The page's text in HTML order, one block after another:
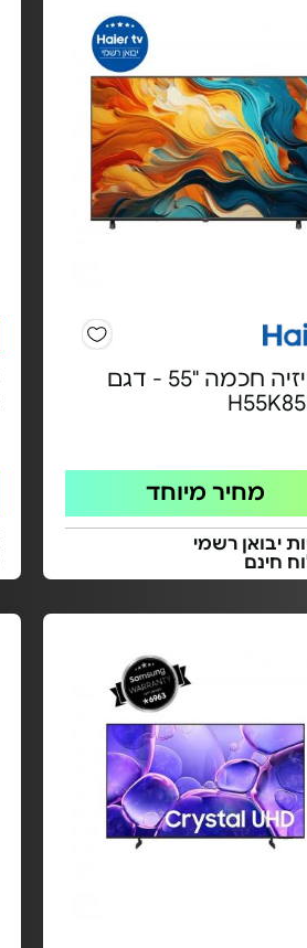
טלוויזיה חכמה "55 - דגם
מחיר מיוחד
יבואן רשמי
חינם